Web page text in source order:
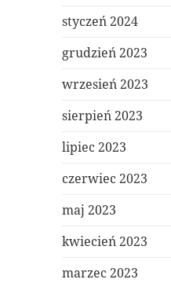
styczeń 2024
grudzień 2023
wrzesień 2023
sierpień 2023
lipiec 2023
czerwiec 2023
maj 2023
kwiecień 2023
marzec 2023